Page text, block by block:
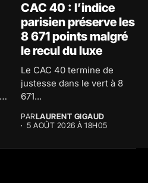
CAC 40 : l’indice
parisien préserve les
8 671 points malgré
le recul du luxe
Le CAC 40 termine de
justesse dans le vert à 8
671...
PARLAURENT GIGAUD
5 AOÛT 2026 À 18H05